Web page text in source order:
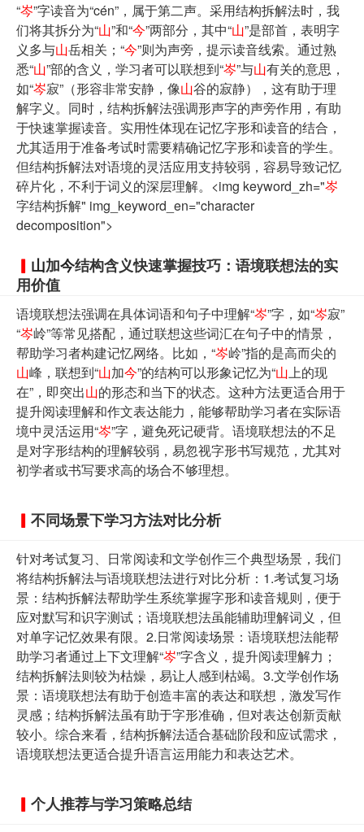
“岑”字读音为“cén”，属于第二声。采用结构拆解法时，我
们将其拆分为“山”和“今”两部分，其中“山”是部首，表明字
义多与山岳相关；“今”则为声旁，提示读音线索。通过熟
悉“山”部的含义，学习者可以联想到“岑”与山有关的意思，
如“岑寂”（形容非常安静，像山谷的寂静），这有助于理
解字义。同时，结构拆解法强调形声字的声旁作用，有助
于快速掌握读音。实用性体现在记忆字形和读音的结合，
尤其适用于准备考试时需要精确记忆字形和读音的学生。
但结构拆解法对语境的灵活应用支持较弱，容易导致记忆
碎片化，不利于词义的深层理解。<img keyword_zh="岑
字结构拆解" img_keyword_en="character
decomposition">
山加今结构含义快速掌握技巧：语境联想法的实
用价值
语境联想法强调在具体词语和句子中理解“岑”字，如“岑寂”
“岑岭”等常见搭配，通过联想这些词汇在句子中的情景，
帮助学习者构建记忆网络。比如，“岑岭”指的是高而尖的
山峰，联想到“山加今”的结构可以形象记忆为“山上的现
在”，即突出山的形态和当下的状态。这种方法更适合用于
提升阅读理解和作文表达能力，能够帮助学习者在实际语
境中灵活运用“岑”字，避免死记硬背。语境联想法的不足
是对字形结构的理解较弱，易忽视字形书写规范，尤其对
初学者或书写要求高的场合不够理想。
不同场景下学习方法对比分析
针对考试复习、日常阅读和文学创作三个典型场景，我们
将结构拆解法与语境联想法进行对比分析：1.考试复习场
景：结构拆解法帮助学生系统掌握字形和读音规则，便于
应对默写和识字测试；语境联想法虽能辅助理解词义，但
对单字记忆效果有限。2.日常阅读场景：语境联想法能帮
助学习者通过上下文理解“岑”字含义，提升阅读理解力；
结构拆解法则较为枯燥，易让人感到枯竭。3.文学创作场
景：语境联想法有助于创造丰富的表达和联想，激发写作
灵感；结构拆解法虽有助于字形准确，但对表达创新贡献
较小。综合来看，结构拆解法适合基础阶段和应试需求，
语境联想法更适合提升语言运用能力和表达艺术。
个人推荐与学习策略总结